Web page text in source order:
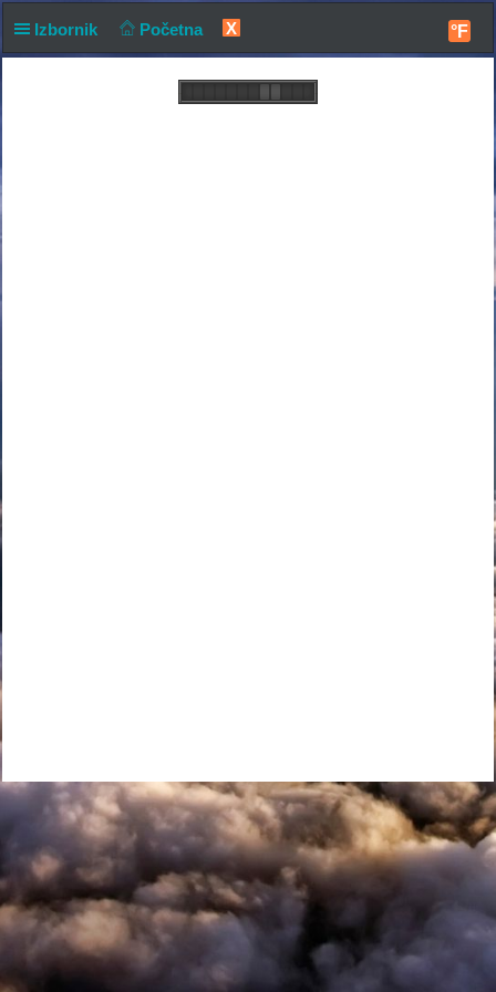
Izbornik Početna X °F